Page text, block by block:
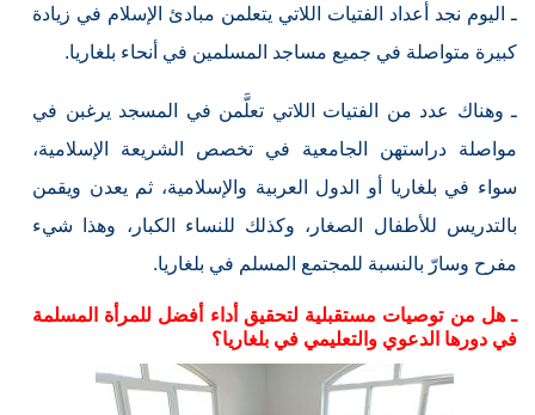
ـ اليوم نجد أعداد الفتيات اللاتي يتعلمن مبادئ الإسلام في زيادة
كبيرة متواصلة في جميع مساجد المسلمين في أنحاء بلغاريا.
ـ وهناك عدد من الفتيات اللاتي تعلَّمن في المسجد يرغبن في
مواصلة دراستهن الجامعية في تخصص الشريعة الإسلامية،
سواء في بلغاريا أو الدول العربية والإسلامية، ثم يعدن ويقمن
بالتدريس للأطفال الصغار، وكذلك للنساء الكبار، وهذا شيء
مفرح وسارّ بالنسبة للمجتمع المسلم في بلغاريا.
ـ هل من توصيات مستقبلية لتحقيق أداء أفضل للمرأة المسلمة
في دورها الدعوي والتعليمي في بلغاريا؟